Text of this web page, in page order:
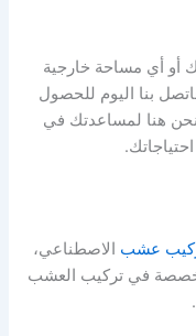
أو أي مساحة خارجية
بنا اليوم للحصول
هنا لمساعدتك في
عشب الاصطناعي،
في تركيب العشب